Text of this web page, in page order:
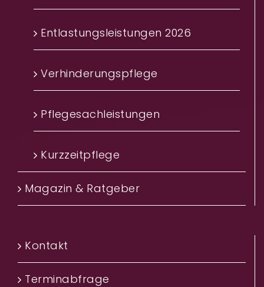
Entlastungsleistungen 2026
Verhinderungspflege
Pflegesachleistungen
Kurzzeitpflege
Magazin & Ratgeber
Kontakt
Terminabfrage